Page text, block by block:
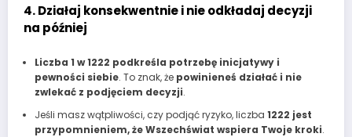
4. Działaj konsekwentnie i nie odkładaj decyzji
na później
Liczba 1 w 1222 podkreśla potrzebę inicjatywy i
pewności siebie. To znak, że powinieneś działać i nie
zwlekać z podjęciem decyzji.
Jeśli masz wątpliwości, czy podjąć ryzyko, liczba 1222 jest
przypomnieniem, że Wszechświat wspiera Twoje kroki.